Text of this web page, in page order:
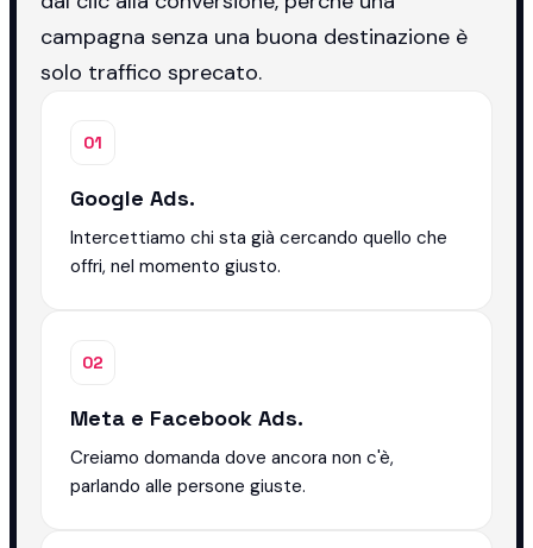
campagna senza una buona destinazione è
solo traffico sprecato.
01
Google Ads.
Intercettiamo chi sta già cercando quello che
offri, nel momento giusto.
02
Meta e Facebook Ads.
Creiamo domanda dove ancora non c'è,
parlando alle persone giuste.